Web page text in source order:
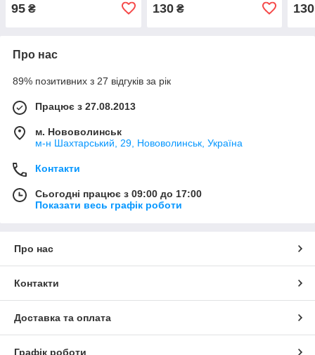
95 ₴ 130₴ 130
Про нас
89% позитивних з 27 відгуків за рік
Працює з 27.08.2013
м. Нововолинськ
м-н Шахтарський, 29, Нововолинськ, Україна
Контакти
Сьогодні працює з 09:00 до 17:00
Показати весь графік роботи
Про нас
Контакти
Доставка та оплата
Графік роботи